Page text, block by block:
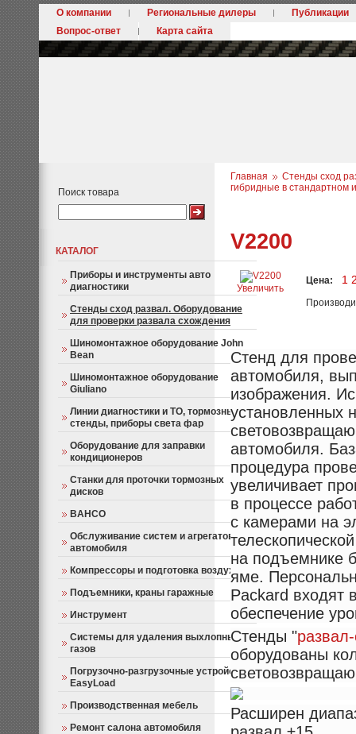
О компании Региональные дилеры
Публикации
Вопрос-ответ
Карта сайта
Поиск товара
КАТАЛОГ
Приборы и инструменты авто
диагностики
Стенды сход развал. Оборудование
для проверки развала схождения
Шиномонтажное оборудование John
Bean
Шиномонтажное оборудование
Giuliano
Линии диагностики и ТО, тормозные
стенды, приборы света фар
Оборудование для заправки
кондиционеров
Станки для проточки тормозных
дисков
BAHCO
Обслуживание систем и агрегатов
автомобиля
Компрессоры и подготовка воздуха
Подъемники, краны гаражные
Инструмент
Системы для удаления выхлопных
газов
Погрузочно-разгрузочные устройства
EasyLoad
Производственная мебель
Ремонт салона автомобиля
Главная
Стенды сход
гибридные в стандартном
V2200
Увеличить
Цена: 1
Стенд для
автомобиля,
изображения.
установленных
автомобиля.
процедура
увеличивает
в процессе
с камерами на
на подъемнике
яме.
Packard входят
обеспечение
Стенды "
оборудованы
Расширен